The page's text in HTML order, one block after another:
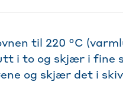
til 220 °C
i to og skjær i fine
og skjær det i